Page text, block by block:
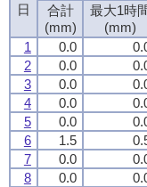
日
合計
(mm)
最大1時
(mm)
1
0.0
2
0.0
3
0.0
4
0.0
5
0.0
6
1.5
7
0.0
8
0.0